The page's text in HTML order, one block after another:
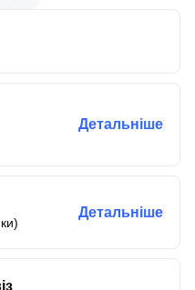
Детальніше
Детальніше